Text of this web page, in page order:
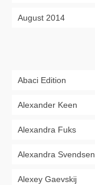
August 2014
Abaci Edition
Alexander Keen
Alexandra Fuks
Alexandra Svendsen
Alexey Gaevskij